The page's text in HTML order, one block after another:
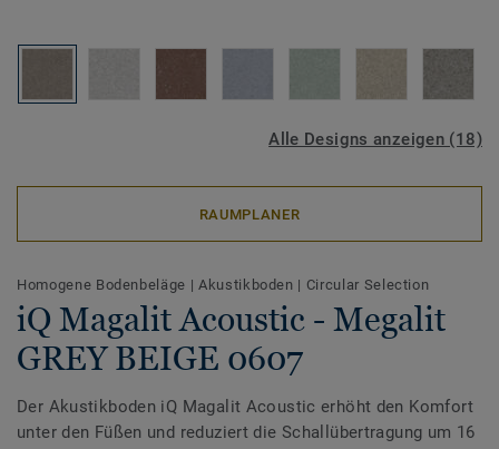
Alle Designs anzeigen (18)
RAUMPLANER
Homogene Bodenbeläge | Akustikboden | Circular Selection
iQ Magalit Acoustic - Megalit
GREY BEIGE 0607
Der Akustikboden iQ Magalit Acoustic erhöht den Komfort
unter den Füßen und reduziert die Schallübertragung um 16